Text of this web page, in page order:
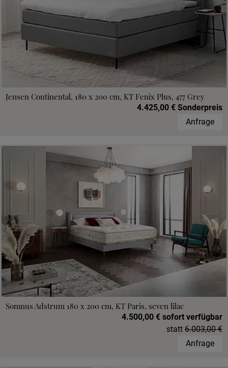
Jensen Continental, 180 x 200 cm, KT Fenix Plus, 477 Grey
4.425,00 € Sonderpreis
Anfrage
Somnus Adstrum 180 x 200 cm, KT Paris, seven lilac
4.500,00 € sofort verfügbar
statt 6.003,00 €
Anfrage